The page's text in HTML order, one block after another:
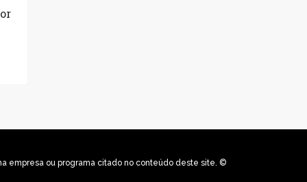
empresa ou programa citado no conteúdo deste site. ©